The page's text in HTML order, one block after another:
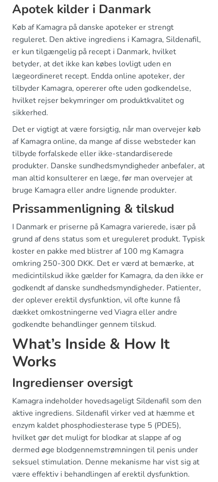
Apotek kilder i Danmark
Køb af Kamagra på danske apoteker er strengt
reguleret. Den aktive ingrediens i Kamagra, Sildenafil,
er kun tilgængelig på recept i Danmark, hvilket
betyder, at det ikke kan købes lovligt uden en
lægeordineret recept. Endda online apoteker, der
tilbyder Kamagra, opererer ofte uden godkendelse,
hvilket rejser bekymringer om produktkvalitet og
sikkerhed.
Det er vigtigt at være forsigtig, når man overvejer køb
af Kamagra online, da mange af disse websteder kan
tilbyde forfalskede eller ikke-standardiserede
produkter. Danske sundhedsmyndigheder anbefaler, at
man altid konsulterer en læge, før man overvejer at
bruge Kamagra eller andre lignende produkter.
Prissammenligning & tilskud
I Danmark er priserne på Kamagra varierede, især på
grund af dens status som et ureguleret produkt. Typisk
koster en pakke med blistrer af 100 mg Kamagra
omkring 250-300 DKK. Det er værd at bemærke, at
medicintilskud ikke gælder for Kamagra, da den ikke er
godkendt af danske sundhedsmyndigheder. Patienter,
der oplever erektil dysfunktion, vil ofte kunne få
dækket omkostningerne ved Viagra eller andre
godkendte behandlinger gennem tilskud.
What’s Inside & How It
Works
Ingredienser oversigt
Kamagra indeholder hovedsageligt Sildenafil som den
aktive ingrediens. Sildenafil virker ved at hæmme et
enzym kaldet phosphodiesterase type 5 (PDE5),
hvilket gør det muligt for blodkar at slappe af og
dermed øge blodgennemstrømningen til penis under
seksuel stimulation. Denne mekanisme har vist sig at
være effektiv i behandlingen af erektil dysfunktion.